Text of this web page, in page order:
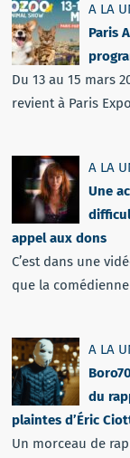
A LA
Paris
Du 13 au 15 mars
revient à Paris
A LA
Une
appel aux dons
C’est dans une
que la
A LA
du
plaintes d’Éric
Un morceau de